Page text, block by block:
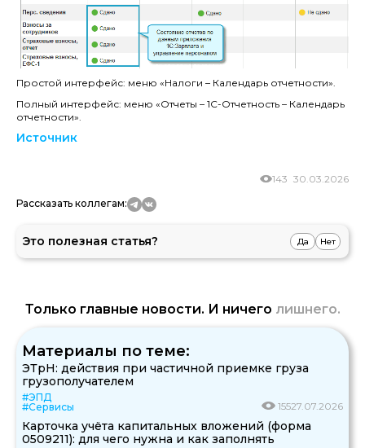
Простой интерфейс: меню «Налоги – Календарь отчетности».
Полный интерфейс: меню «Отчеты – 1С-Отчетность – Календарь
отчетности».
Источник
30.03.2026
143
Рассказать коллегам:
Это полезная статья? Да Нет
Только главные новости. И ничего лишнего.
Материалы по теме:
ЭТрН: действия при частичной приемке груза
грузополучателем
#ЭПД
#Сервисы
15527.07.2026
Карточка учёта капитальных вложений (форма
0509211): для чего нужна и как заполнять